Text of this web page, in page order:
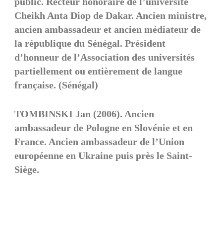
Cheikh Anta Diop de Dakar. Ancien ministre,
ancien ambassadeur et ancien médiateur de
la république du Sénégal. Président
d’honneur de l’Association des universités
partiellement ou entièrement de langue
française. (Sénégal)
TOMBINSKI Jan (2006). Ancien
ambassadeur de Pologne en Slovénie et en
France. Ancien ambassadeur de l’Union
européenne en Ukraine puis près le Saint-
Siège.